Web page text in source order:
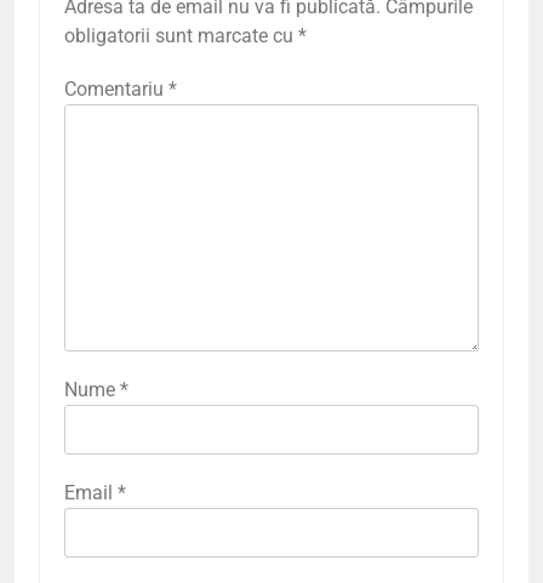
Adresa ta de email nu va fi publicată. Câmpurile
obligatorii sunt marcate cu *
Comentariu *
Nume *
Email *